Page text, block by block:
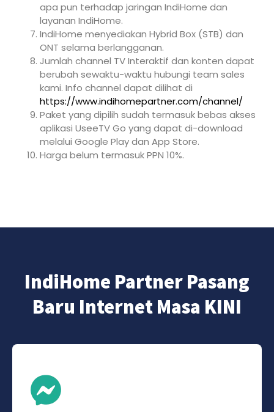
apa pun terhadap jaringan IndiHome dan
layanan IndiHome.
IndiHome menyediakan Hybrid Box (STB) dan
ONT selama berlangganan.
Jumlah channel TV Interaktif dan konten dapat
berubah sewaktu-waktu hubungi team sales
kami. Info channel dapat dilihat di
https://www.indihomepartner.com/channel/
Paket yang dipilih sudah termasuk bebas akses
aplikasi UseeTV Go yang dapat di-download
melalui Google Play dan App Store.
Harga belum termasuk PPN 10%.
IndiHome Partner Pasang
Baru Internet Masa KINI